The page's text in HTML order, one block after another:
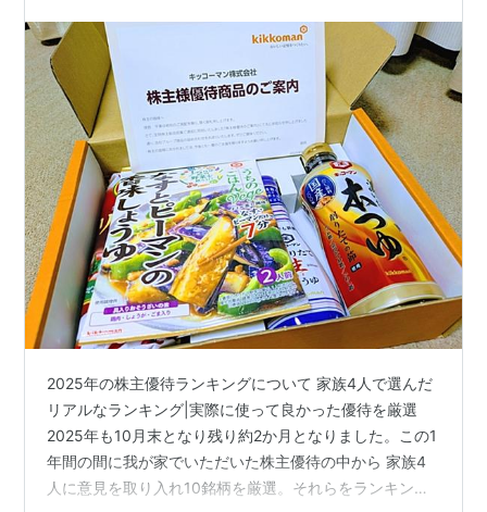
2025年の株主優待ランキングについて 家族4人で選んだ
リアルなランキング|実際に使って良かった優待を厳選
2025年も10月末となり残り約2か月となりました。この1
年間の間に我が家でいただいた株主優待の中から 家族4
人に意見を取り入れ10銘柄を厳選。それらをランキング